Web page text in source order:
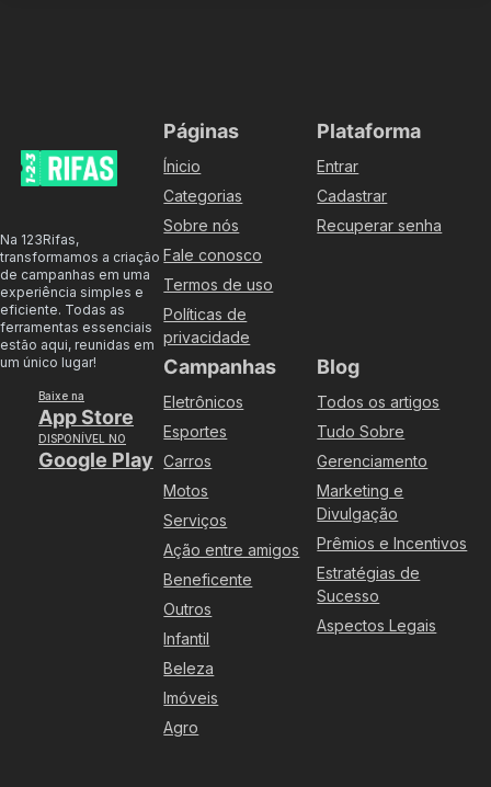
Na 123Rifas,
transformamos a criação
de campanhas em uma
experiência simples e
eficiente. Todas as
ferramentas essenciais
estão aqui, reunidas em
um único lugar!
Baixe na
App Store
DISPONÍVEL NO
Google Play
Páginas
Ínicio
Categorias
Sobre nós
Fale conosco
Termos de uso
Políticas de
privacidade
Plataforma
Entrar
Cadastrar
Recuperar senha
Campanhas
Eletrônicos
Esportes
Carros
Motos
Serviços
Ação entre amigos
Beneficente
Outros
Infantil
Beleza
Imóveis
Agro
Blog
Todos os artigos
Tudo Sobre
Gerenciamento
Marketing e
Divulgação
Prêmios e Incentivos
Estratégias de
Sucesso
Aspectos Legais